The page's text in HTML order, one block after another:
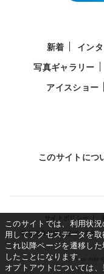
新着 イン
写真ギャラリー
アイスショー
このサイトにつ
サイトポリシー
特定商取引法に基づく表示
Copy Right
このサイトでは、利用状
用してアクセスデータを取
これ以降ページを遷移し
したことになります。
オプトアウトについては